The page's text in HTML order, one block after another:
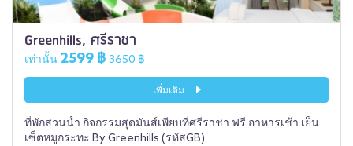
Greenhills, ศรีราชา
เท่านั้น 2599 ฿ 3650 ฿
เพิ่มเติม
ที่พักสวนน้ำ กิจกรรมสุดมันส์เพียบที่ศรีราชา ฟรี อาหารเช้า เย็น
เซ็ตหมูกระทะ By Greenhills (รหัสGB)